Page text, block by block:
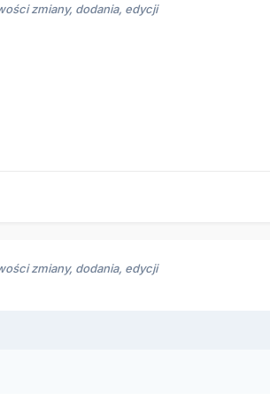
zmiany, dodania, edycji
zmiany, dodania, edycji